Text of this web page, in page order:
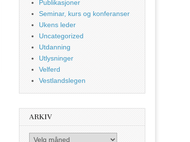
Publikasjoner
Seminar, kurs og konferanser
Ukens leder
Uncategorized
Utdanning
Utlysninger
Velferd
Vestlandslegen
ARKIV
Arkiv